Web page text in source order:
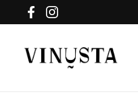
Zum Inhalt springen
FacebookInstagram